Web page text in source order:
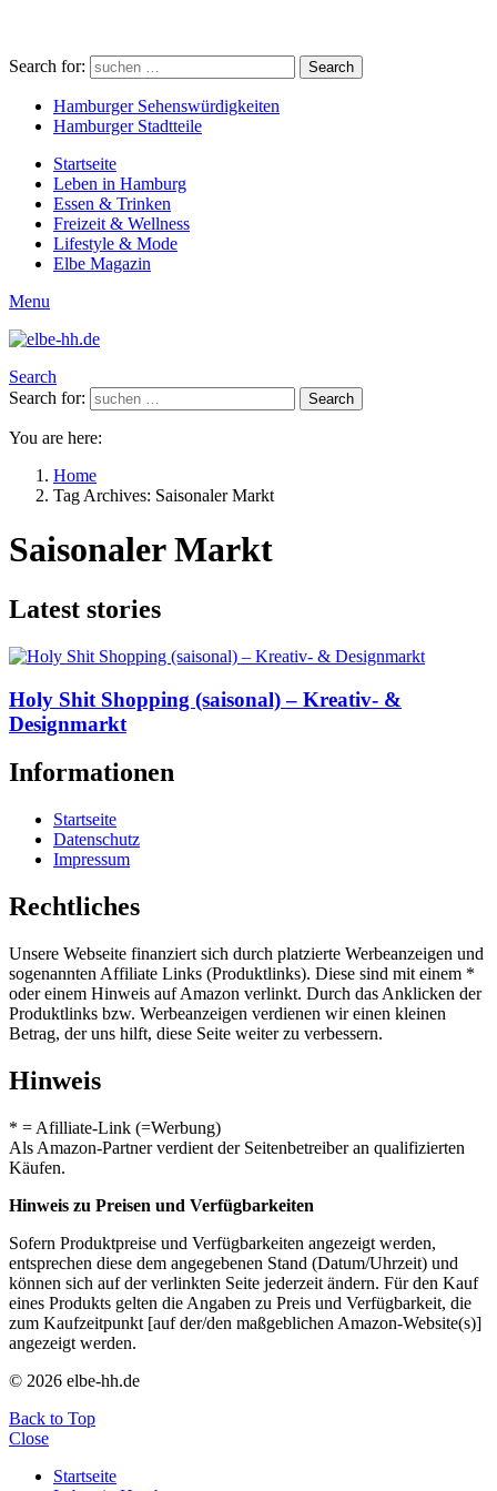
Search for: Search
Hamburger Sehenswürdigkeiten
Hamburger Stadtteile
Startseite
Leben in Hamburg
Essen & Trinken
Freizeit & Wellness
Lifestyle & Mode
Elbe Magazin
Menu
Search
Search for:
Search
You are here:
Home
Tag Archives: Saisonaler Markt
Saisonaler Markt
Latest stories
Holy Shit Shopping (saisonal) – Kreativ- &
Designmarkt
Informationen
Startseite
Datenschutz
Impressum
Rechtliches
Unsere Webseite finanziert sich durch platzierte Werbeanzeigen und
sogenannten Affiliate Links (Produktlinks). Diese sind mit einem *
oder einem Hinweis auf Amazon verlinkt. Durch das Anklicken der
Produktlinks bzw. Werbeanzeigen verdienen wir einen kleinen
Betrag, der uns hilft, diese Seite weiter zu verbessern.
Hinweis
* = Afilliate-Link (=Werbung)
Als Amazon-Partner verdient der Seitenbetreiber an qualifizierten
Käufen.
Hinweis zu Preisen und Verfügbarkeiten
Sofern Produktpreise und Verfügbarkeiten angezeigt werden,
entsprechen diese dem angegebenen Stand (Datum/Uhrzeit) und
können sich auf der verlinkten Seite jederzeit ändern. Für den Kauf
eines Produkts gelten die Angaben zu Preis und Verfügbarkeit, die
zum Kaufzeitpunkt [auf der/den maßgeblichen Amazon-Website(s)]
angezeigt werden.
© 2026 elbe-hh.de
Back to Top
Close
Startseite